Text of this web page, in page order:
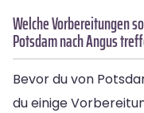
Welche Vorbereitungen
Potsdam nach Angus
Bevor du von
du einige